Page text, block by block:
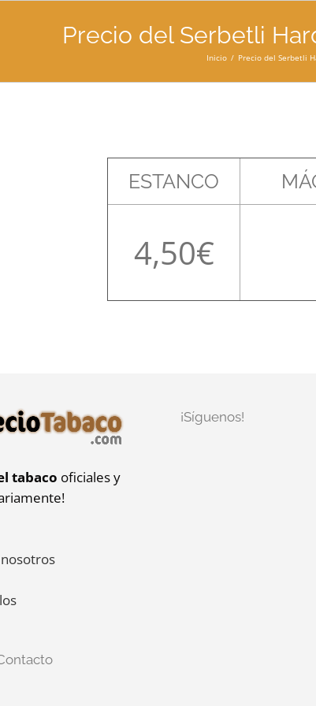
Precio del Serbetli
Inicio Precio del Serbetli
ESTANCO
4,50
tabaco oficiales y
¡Síguenos!